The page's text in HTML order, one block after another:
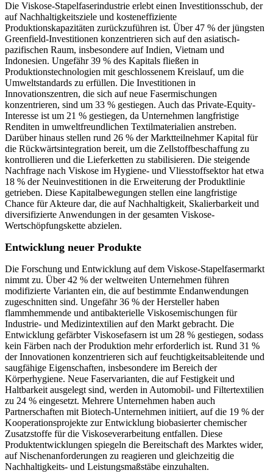
Die Viskose-Stapelfaserindustrie erlebt einen Investitionsschub, der
auf Nachhaltigkeitsziele und kosteneffiziente
Produktionskapazitäten zurückzuführen ist. Über 47 % der jüngsten
Greenfield-Investitionen konzentrieren sich auf den asiatisch-
pazifischen Raum, insbesondere auf Indien, Vietnam und
Indonesien. Ungefähr 39 % des Kapitals fließen in
Produktionstechnologien mit geschlossenem Kreislauf, um die
Umweltstandards zu erfüllen. Die Investitionen in
Innovationszentren, die sich auf neue Fasermischungen
konzentrieren, sind um 33 % gestiegen. Auch das Private-Equity-
Interesse ist um 21 % gestiegen, da Unternehmen langfristige
Renditen in umweltfreundlichen Textilmaterialien anstreben.
Darüber hinaus stellen rund 26 % der Marktteilnehmer Kapital für
die Rückwärtsintegration bereit, um die Zellstoffbeschaffung zu
kontrollieren und die Lieferketten zu stabilisieren. Die steigende
Nachfrage nach Viskose im Hygiene- und Vliesstoffsektor hat etwa
18 % der Neuinvestitionen in die Erweiterung der Produktlinie
getrieben. Diese Kapitalbewegungen stellen eine langfristige
Chance für Akteure dar, die auf Nachhaltigkeit, Skalierbarkeit und
diversifizierte Anwendungen in der gesamten Viskose-
Wertschöpfungskette abzielen.
Entwicklung neuer Produkte
Die Forschung und Entwicklung auf dem Viskose-Stapelfasermarkt
nimmt zu. Über 42 % der weltweiten Unternehmen führen
modifizierte Varianten ein, die auf bestimmte Endanwendungen
zugeschnitten sind. Ungefähr 36 % der Hersteller haben
flammhemmende und antibakterielle Viskosemischungen für
Industrie- und Medizintextilien auf den Markt gebracht. Die
Entwicklung gefärbter Viskosefasern ist um 28 % gestiegen, sodass
kein Färben nach der Produktion mehr erforderlich ist. Rund 31 %
der Innovationen konzentrieren sich auf feuchtigkeitsableitende und
saugfähige Eigenschaften, insbesondere im Bereich der
Körperhygiene. Neue Faservarianten, die auf Festigkeit und
Haltbarkeit ausgelegt sind, werden in Automobil- und Filtertextilien
zu 24 % eingesetzt. Mehrere Unternehmen haben auch
Partnerschaften mit Biotech-Unternehmen initiiert, auf die 19 % der
Kooperationsprojekte zur Entwicklung biobasierter chemischer
Zusatzstoffe für die Viskoseverarbeitung entfallen. Diese
Produktentwicklungen spiegeln die Bereitschaft des Marktes wider,
auf Nischenanforderungen zu reagieren und gleichzeitig die
Nachhaltigkeits- und Leistungsmaßstäbe einzuhalten.